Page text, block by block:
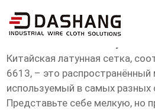
Китай гост сетка
Китайская латунная сетка,
6613, – это распространённый
используемый в самых разных
Представьте себе мелкую, но